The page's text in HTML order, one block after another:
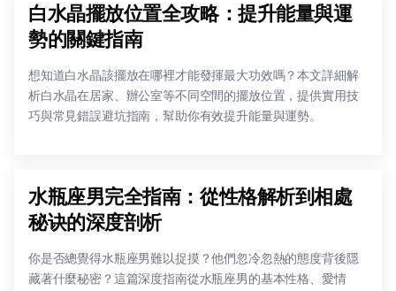
白水晶擺放位置全攻略：提升能量與運
勢的關鍵指南
想知道白水晶該擺放在哪裡才能發揮最大功效嗎？本文詳細解
析白水晶在居家、辦公室等不同空間的擺放位置，提供實用技
巧與常見錯誤避坑指南，幫助你有效提升能量與運勢。
水瓶座男完全指南：從性格解析到相處
秘诀的深度剖析
你是否總覺得水瓶座男難以捉摸？他們忽冷忽熱的態度背後隱
藏著什麼秘密？這篇深度指南從水瓶座男的基本性格、愛情